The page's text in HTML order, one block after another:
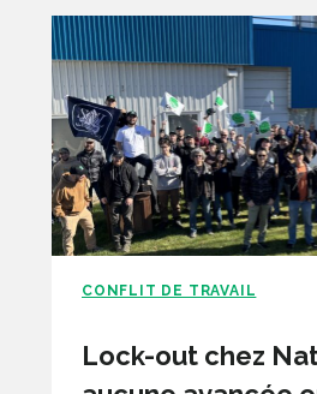
CONFLIT DE TRAVAIL
Lock-out chez